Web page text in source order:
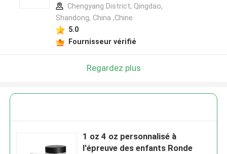
Chengyang District, Qingdao,
Shandong, China ,Chine
5.0
Fournisseur vérifié
Regardez plus
1 oz 4 oz personnalisé à
l'épreuve des enfants Ronde